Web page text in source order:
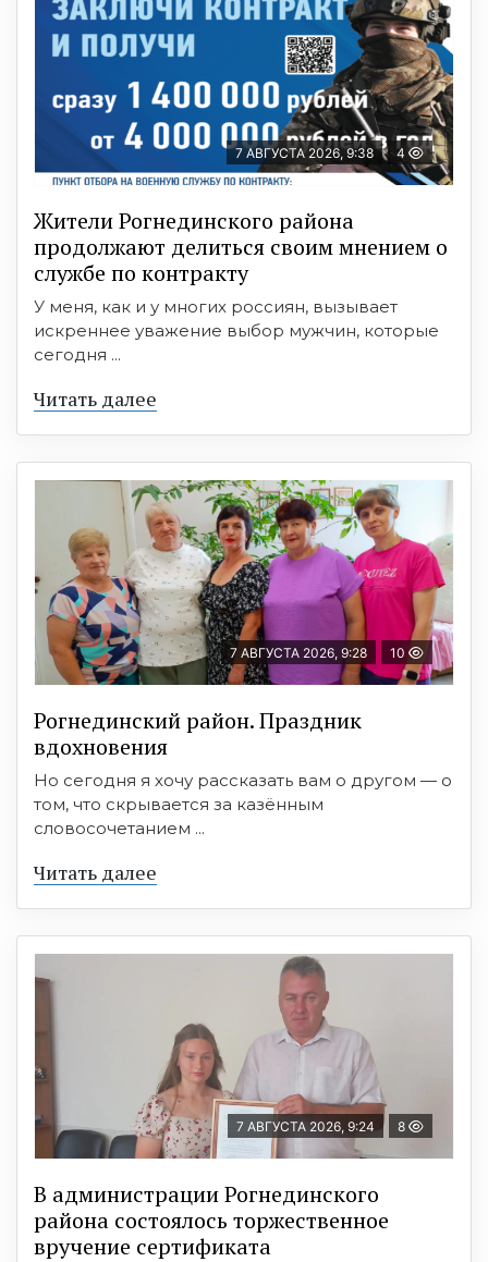
7 АВГУСТА 2026, 9:38 4
Жители Рогнединского района
продолжают делиться своим мнением о
службе по контракту
У меня, как и у многих россиян, вызывает
искреннее уважение выбор мужчин, которые
сегодня ...
Читать далее
7 АВГУСТА 2026, 9:28 10
Рогнединский район. Праздник
вдохновения
Но сегодня я хочу рассказать вам о другом — о
том, что скрывается за казённым
словосочетанием ...
Читать далее
7 АВГУСТА 2026, 9:24 8
В администрации Рогнединского
района состоялось торжественное
вручение сертификата